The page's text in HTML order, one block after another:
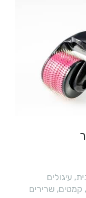
, עיגולים
, קמטים, שרירים